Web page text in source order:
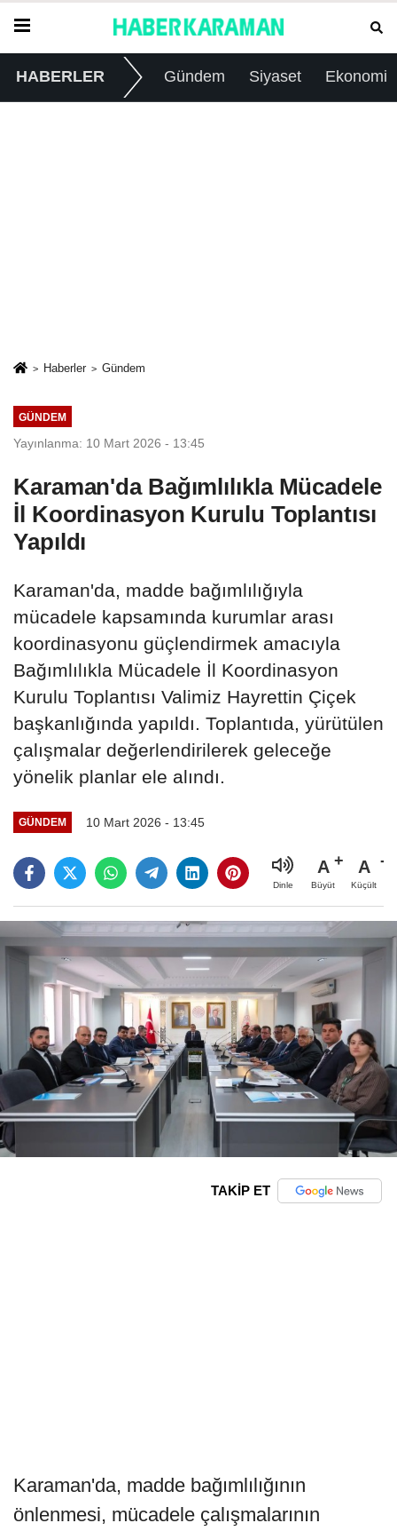
HABERLER Gündem Siyaset Ekonomi
Haberler Gündem
GÜNDEM
Yayınlanma: 10 Mart 2026 - 13:45
Karaman'da Bağımlılıkla Mücadele
İl Koordinasyon Kurulu Toplantısı
Yapıldı
Karaman'da, madde bağımlılığıyla
mücadele kapsamında kurumlar arası
koordinasyonu güçlendirmek amacıyla
Bağımlılıkla Mücadele İl Koordinasyon
Kurulu Toplantısı Valimiz Hayrettin Çiçek
başkanlığında yapıldı. Toplantıda, yürütülen
çalışmalar değerlendirilerek geleceğe
yönelik planlar ele alındı.
GÜNDEM 10 Mart 2026 - 13:45
Dinle
A
Büyüt
A
Küçült
TAKİP ET
Karaman'da, madde bağımlılığının
önlenmesi, mücadele çalışmalarının